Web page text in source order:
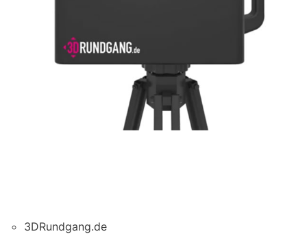
3DRundgang.de